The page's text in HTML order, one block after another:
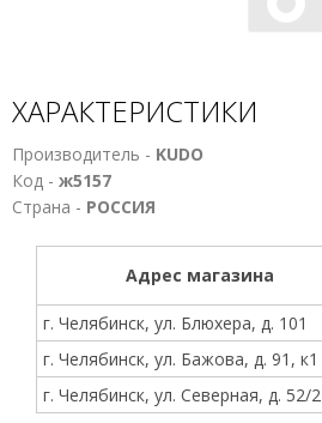
ХАРАКТЕРИСТИКИ
Производитель - KUDO
Код - ж5157
Страна - РОССИЯ
Адрес магазина
г. Челябинск, ул. Блюхера, д. 101
г. Челябинск, ул. Бажова, д. 91, к1
г. Челябинск, ул. Северная, д. 52/2